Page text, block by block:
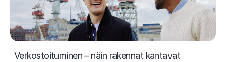
Verkostoituminen – näin rakennat kantavat